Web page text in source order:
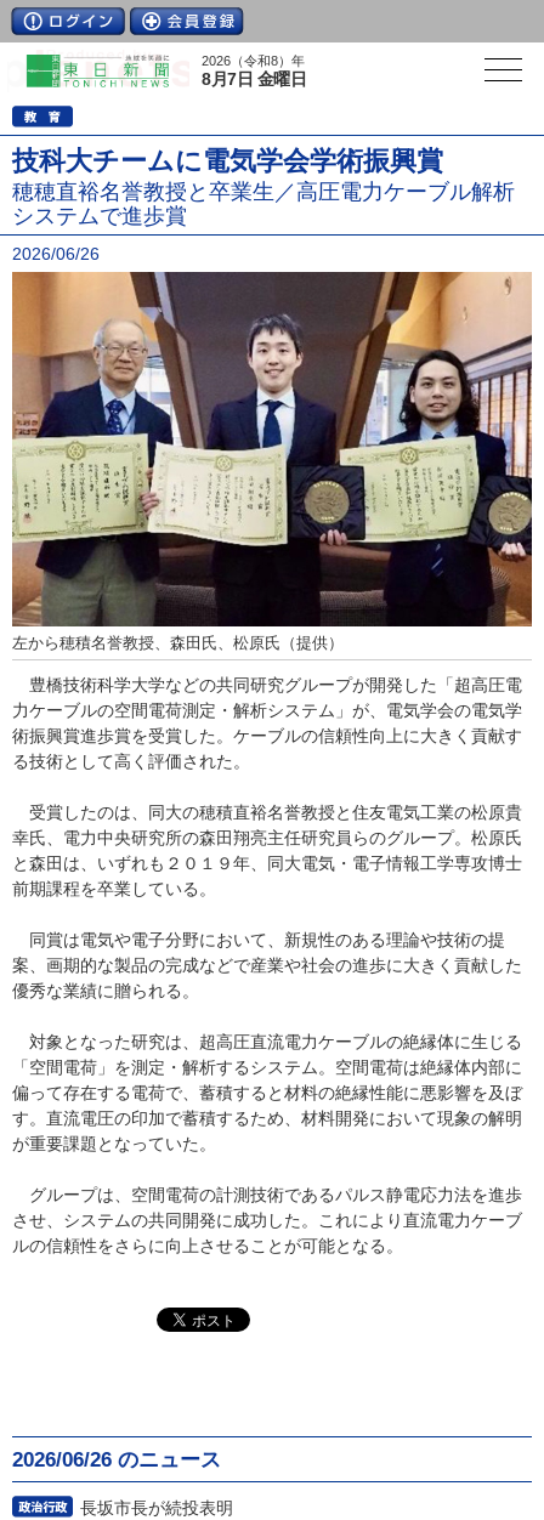
2026（令和8）年
8月7日 金曜日
技科大チームに電気学会学術振興賞
穂穂直裕名誉教授と卒業生／高圧電力ケーブル解析
システムで進歩賞
2026/06/26
左から穂積名誉教授、森田氏、松原氏（提供）
豊橋技術科学大学などの共同研究グループが開発した「超高圧電
力ケーブルの空間電荷測定・解析システム」が、電気学会の電気学
術振興賞進歩賞を受賞した。ケーブルの信頼性向上に大きく貢献す
る技術として高く評価された。
受賞したのは、同大の穂積直裕名誉教授と住友電気工業の松原貴
幸氏、電力中央研究所の森田翔亮主任研究員らのグループ。松原氏
と森田は、いずれも２０１９年、同大電気・電子情報工学専攻博士
前期課程を卒業している。
同賞は電気や電子分野において、新規性のある理論や技術の提
案、画期的な製品の完成などで産業や社会の進歩に大きく貢献した
優秀な業績に贈られる。
対象となった研究は、超高圧直流電力ケーブルの絶縁体に生じる
「空間電荷」を測定・解析するシステム。空間電荷は絶縁体内部に
偏って存在する電荷で、蓄積すると材料の絶縁性能に悪影響を及ぼ
す。直流電圧の印加で蓄積するため、材料開発において現象の解明
が重要課題となっていた。
グループは、空間電荷の計測技術であるパルス静電応力法を進歩
させ、システムの共同開発に成功した。これにより直流電力ケーブ
ルの信頼性をさらに向上させることが可能となる。
2026/06/26 のニュース
長坂市長が続投表明